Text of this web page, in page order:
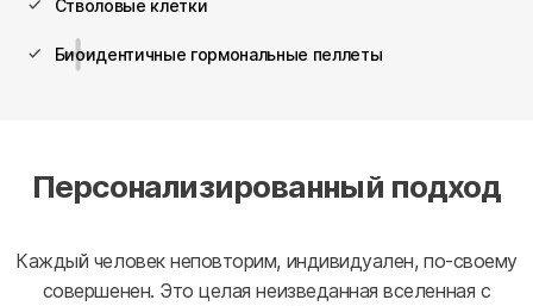
Стволовые клетки
Биоидентичные гормональные пеллеты
Персонализированный подход
Каждый человек неповторим, индивидуален, по-своему
совершенен. Это целая неизведанная вселенная с